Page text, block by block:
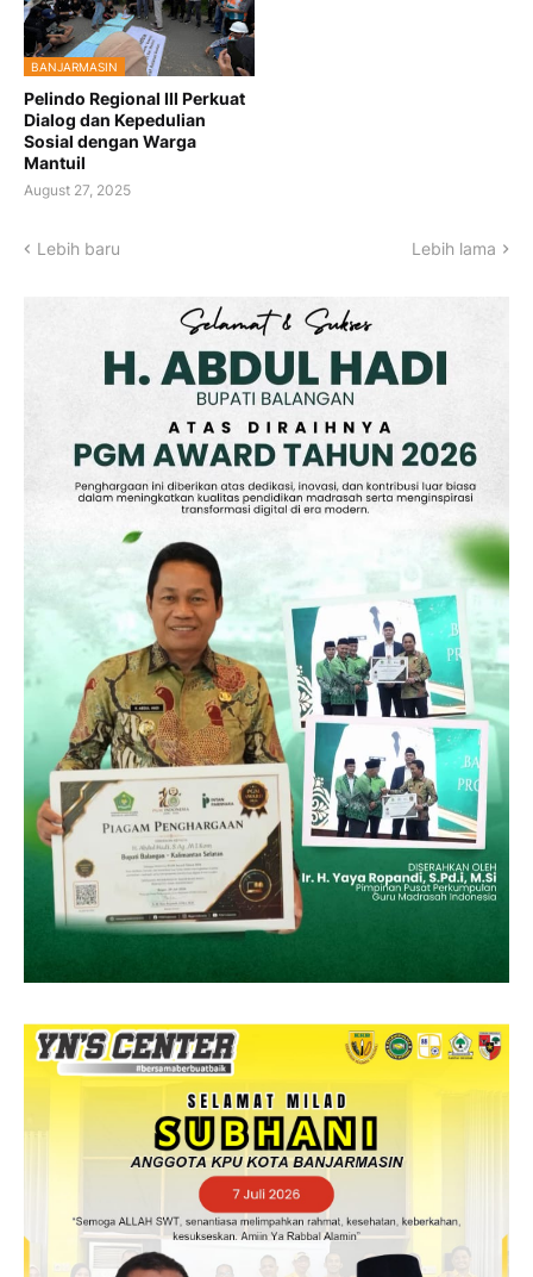
BANJARMASIN
Pelindo Regional III Perkuat
Dialog dan Kepedulian
Sosial dengan Warga
Mantuil
August 27, 2025
Lebih baru Lebih lama